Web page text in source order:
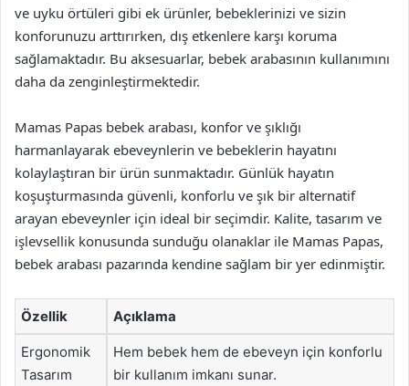
ve uyku örtüleri gibi ek ürünler, bebeklerinizi ve sizin
konforunuzu arttırırken, dış etkenlere karşı koruma
sağlamaktadır. Bu aksesuarlar, bebek arabasının kullanımını
daha da zenginleştirmektedir.
Mamas Papas bebek arabası, konfor ve şıklığı
harmanlayarak ebeveynlerin ve bebeklerin hayatını
kolaylaştıran bir ürün sunmaktadır. Günlük hayatın
koşuşturmasında güvenli, konforlu ve şık bir alternatif
arayan ebeveynler için ideal bir seçimdir. Kalite, tasarım ve
işlevsellik konusunda sunduğu olanaklar ile Mamas Papas,
bebek arabası pazarında kendine sağlam bir yer edinmiştir.
Özellik Açıklama
Ergonomik
Tasarım
Hem bebek hem de ebeveyn için konforlu
bir kullanım imkanı sunar.